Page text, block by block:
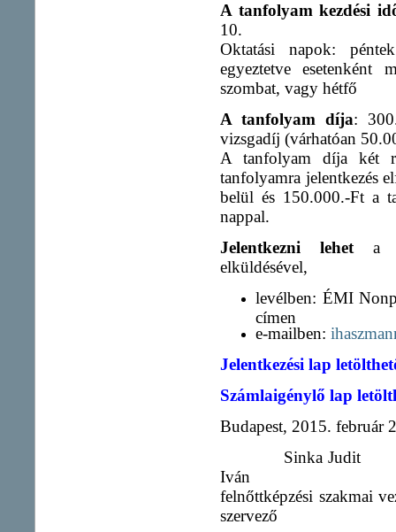
A tanfolyam kezdési
10.
Oktatási napok:
egyeztetve esetenként
szombat, vagy hétfő
A tanfolyam díja:
vizsgadíj (várhatóan
A tanfolyam díja két
tanfolyamra jelentkezés
belül és 150.000.-Ft a
nappal.
Jelentkezni lehet a
elküldésével,
levélben: ÉMI
címen
e-mailben:
Jelentkezési lap
Számlaigénylő lap
Budapest, 2015. február
Sinka
Iván
szervező